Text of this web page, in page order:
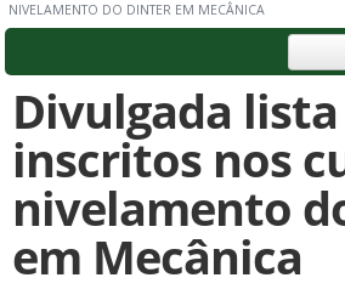
NIVELAMENTO DO DINTER EM MECÂNICA
Divulgada
inscritos nos
nivelamento
em Mecânica